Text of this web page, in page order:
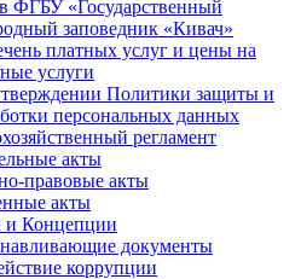
ФГБУ «Государственный
заповедник «Кивач»
платных услуг и цены на
услуги
Политики защиты и
персональных данных
регламент
акты
правовые акты
акты
и Концепции
документы
коррупции